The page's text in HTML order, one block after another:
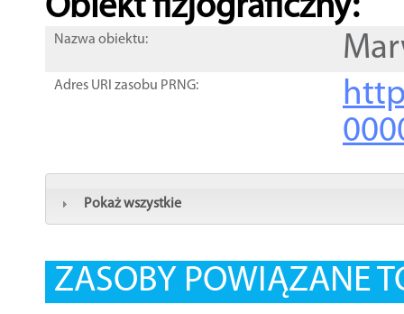
Obiekt fizjograficzny:
Nazwa obiektu:
Adres URI zasobu PRNG:
Pokaż wszystkie
ZASOBY POWIĄZANE